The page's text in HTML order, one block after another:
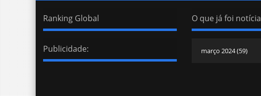
Ranking Global
Publicidade:
O que já foi notícia